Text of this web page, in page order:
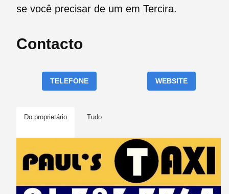
se você precisar de um em Tercira.
Contacto
TELEFONE WEBSITE
Do proprietário Tudo